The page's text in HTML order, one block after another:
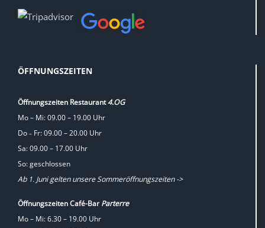
ÖFFNUNGSZEITEN
Öffnungszeiten Restaurant4.OG
Mo – Mi: 09.00 – 19.00 Uhr
Do – Fr: 09.00 – 20.00 Uhr
Sa: 09.00 – 17.00 Uhr
So: geschlossen
Ab 1. Juni gelten unsere Sommeröffnungszeiten ->
Öffnungszeiten Café-BarParterre
Mo – Mi: 6.30 – 19.00 Uhr